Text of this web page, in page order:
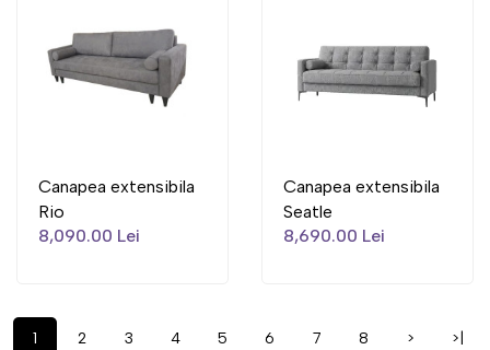
Canapea extensibila
Rio
8,090.00 Lei
Canapea extensibila
Seatle
8,690.00 Lei
1 2 3 4 5 6 7 8 > >|